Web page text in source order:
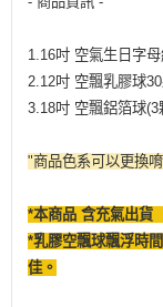
1.16吋 空氣生日字母
2.12吋 空飄乳膠球
3.18吋 空飄鋁箔球(3
"商品色系可以更換
*本商品 含充氣出貨
*乳膠空飄球飄浮時
佳。